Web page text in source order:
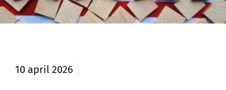
10 april 2026